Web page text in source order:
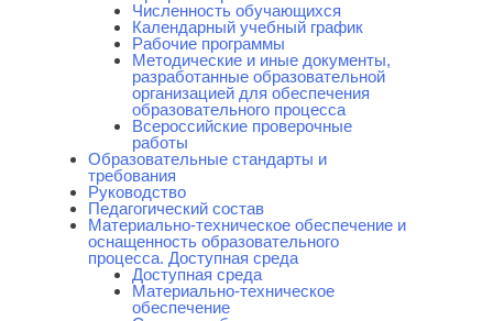
Численность обучающихся
Календарный учебный график
Рабочие программы
Методические и иные документы,
разработанные образовательной
организацией для обеспечения
образовательного процесса
Всероссийские проверочные
работы
Образовательные стандарты и
требования
Руководство
Педагогический состав
Материально-техническое обеспечение и
оснащенность образовательного
процесса. Доступная среда
Доступная среда
Материально-техническое
обеспечение